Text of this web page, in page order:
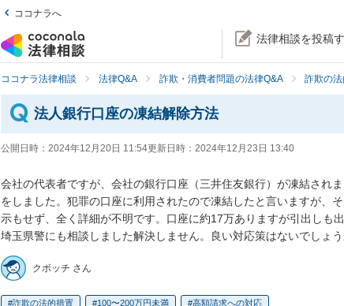
ココナラへ
法律相談を投稿
ココナラ法律相談 法律Q&A 詐欺・消費者問題の法律Q&A 詐欺の
法人銀行口座の凍結解除方法
公開日時： 2024年12月20日 11:54更新日時： 2024年12月23日 13:40
会社の代表者ですが、会社の銀行口座（三井住友銀行）が凍結され
をしました。犯罪の口座に利用されたので凍結したと言いますが、
示もせず、全く詳細が不明です。口座に約17万ありますが引出しも出
埼玉県警にも相談しました解決しません。良い対応策はないでしょう
クボッチ さん
詐欺の法的措置 100〜200万円未満 高額請求への対応